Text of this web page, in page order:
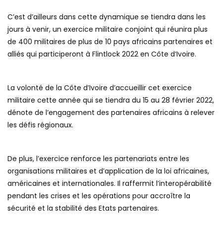
C’est d’ailleurs dans cette dynamique se tiendra dans les
jours à venir, un exercice militaire conjoint qui réunira plus
de 400 militaires de plus de 10 pays africains partenaires et
alliés qui participeront à Flintlock 2022 en Côte d’Ivoire.
La volonté de la Côte d’Ivoire d’accueillir cet exercice
militaire cette année qui se tiendra du 15 au 28 février 2022,
dénote de l’engagement des partenaires africains à relever
les défis régionaux.
De plus, l’exercice renforce les partenariats entre les
organisations militaires et d’application de la loi africaines,
américaines et internationales. Il raffermit l’interopérabilité
pendant les crises et les opérations pour accroître la
sécurité et la stabilité des Etats partenaires.